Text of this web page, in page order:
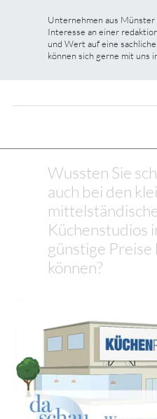
Unternehmen aus Münster
Interesse an einer
und Wert auf eine
können sich gerne mit uns
Wussten Sie
auch bei den
Küchenstudios
günstige Preise
können?